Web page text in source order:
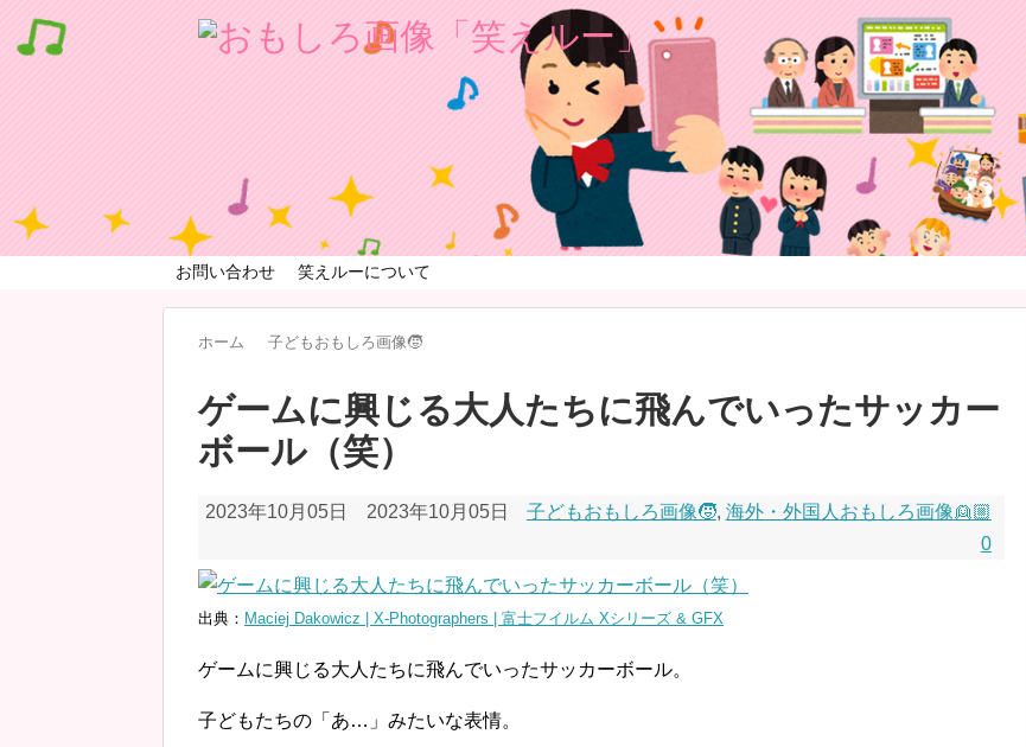
お問い合わせ 笑えルーについて
ホーム 子どもおもしろ画像🧒
ゲームに興じる大人たちに飛んでいったサッカー
ボール（笑）
2023年10月05日 2023年10月05日 子どもおもしろ画像🧒, 海外・外国人おもしろ画像👱🏼
0
出典： Maciej Dakowicz | X-Photographers | 富士フイルム Xシリーズ & GFX
ゲームに興じる大人たちに飛んでいったサッカーボール。
子どもたちの「あ…」みたいな表情。